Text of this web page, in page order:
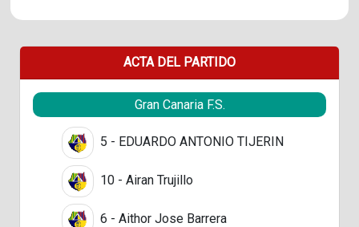
ACTA DEL PARTIDO
Gran Canaria F.S.
5 - EDUARDO ANTONIO TIJERIN
10 - Airan Trujillo
6 - Aithor Jose Barrera